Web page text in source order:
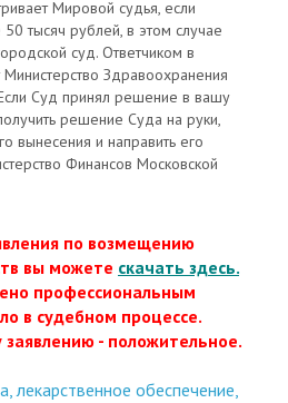
Мировой судья, если
тысяч рублей, в этом случае
суд. Ответчиком в
Здравоохранения
Суд принял решение в вашу
решение Суда на руки,
вынесения и направить его
Финансов Московской
по возмещению
вы можете скачать здесь.
профессиональным
в судебном процессе.
- положительное.
лекарственное обеспечение,